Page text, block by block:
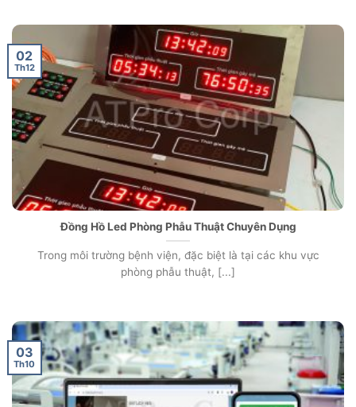
Đồng Hồ Led Phòng Phẫu Thuật Chuyên Dụng
Trong môi trường bệnh viện, đặc biệt là tại các khu vực
phòng phẫu thuật, [...]
02
Th12
03
Th10